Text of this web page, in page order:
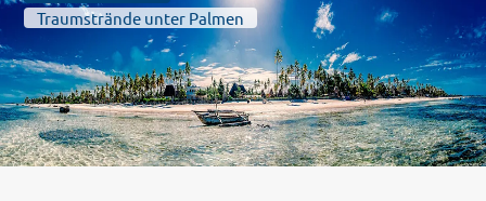
Traumstrände unter Palmen